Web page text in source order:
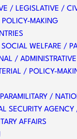
/ LEGISLATIVE /
POLICY-MAKING
WELFARE /
/
/ POLICY-
/
SECURITY
AFFAIRS